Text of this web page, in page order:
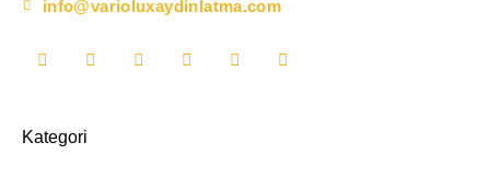
info@varioluxaydinlatma.com
Kategori